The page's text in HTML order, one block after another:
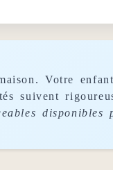
Votre
suivent